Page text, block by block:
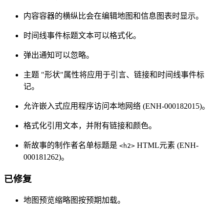
内容容器的横纵比会在编辑地图和信息图表时显示。
时间线事件标题文本可以格式化。
弹出通知可以忽略。
主题 "形状"属性将应用于引言、链接和时间线事件标
记。
允许嵌入式应用程序访问本地网络 (ENH-000182015)。
格式化引用文本，并附有链接和颜色。
新故事的制作者名单标题是 <h2> HTML元素 (ENH-
000181262)。
已修复
地图预览缩略图按预期加载。